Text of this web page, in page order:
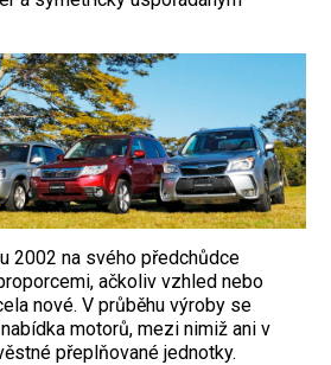
2002 na svého předchůdce
ačkoliv vzhled nebo
nové. V průběhu výroby se
motorů, mezi nimiž ani v
přeplňované jednotky.